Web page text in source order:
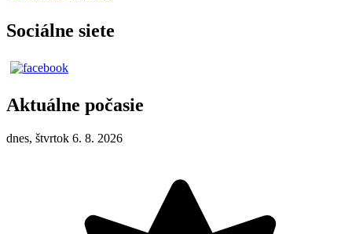
Sociálne siete
Aktuálne počasie
dnes, štvrtok 6. 8. 2026